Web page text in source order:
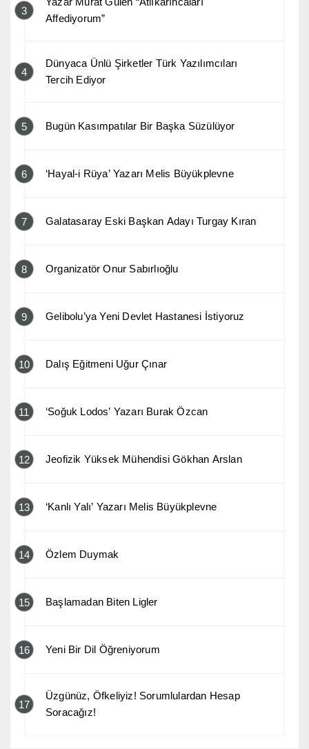
3
Affediyorum”
4
Dünyaca Ünlü Şirketler Türk Yazılımcıları
Tercih Ediyor
5 Bugün Kasımpatılar Bir Başka Süzülüyor
6 ‘Hayal-i Rüya’ Yazarı Melis Büyükplevne
7 Galatasaray Eski Başkan Adayı Turgay Kıran
8 Organizatör Onur Sabırlıoğlu
9 Gelibolu’ya Yeni Devlet Hastanesi İstiyoruz
10 Dalış Eğitmeni Uğur Çınar
11 ‘Soğuk Lodos’ Yazarı Burak Özcan
12 Jeofizik Yüksek Mühendisi Gökhan Arslan
13 ‘Kanlı Yalı’ Yazarı Melis Büyükplevne
14 Özlem Duymak
15 Başlamadan Biten Ligler
16 Yeni Bir Dil Öğreniyorum
17
Üzgünüz, Öfkeliyiz! Sorumlulardan Hesap
Soracağız!